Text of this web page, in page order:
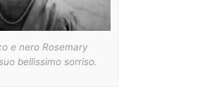
e nero Rosemary
bellissimo sorriso.